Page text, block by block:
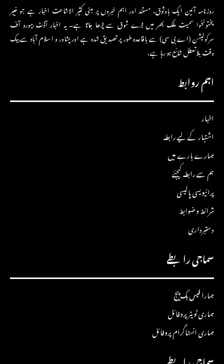
روزنامہ آئین ایک باوثوق، مستند اور اہم خبروں پر مبنی کثیر الاشاعت اخبار ہے جو خیبر
پختونخوا سمیت ملک بھر میں بڑے شوق سے پڑھا جاتا ہے۔ یہ اخبار آڈٹ بیورو آف
سرکولیشن (اے بی سی) سے باقاعدہ طور پر تصدیق شدہ ہے اور پشاور و اسلام آباد سے بیک
وقت بلاتعطل شائع ہو رہا ہے،
اہم روابط
اخبار
اشتہار کے لیے رابطہ
ہمارے بارے میں
ہم سے رابطہ کیجئے
پرائیویسی پالیسی
شرائط و ضوابط
دستبرداری
سماجی رابطے
ہمارا فیس بک پیج
ہماری ٹویٹر پروفائل
ہماری انسٹاگرام پروفائل